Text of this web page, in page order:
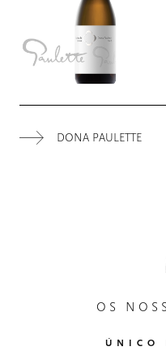
DONA PAULETTE
OS
ÚNICO